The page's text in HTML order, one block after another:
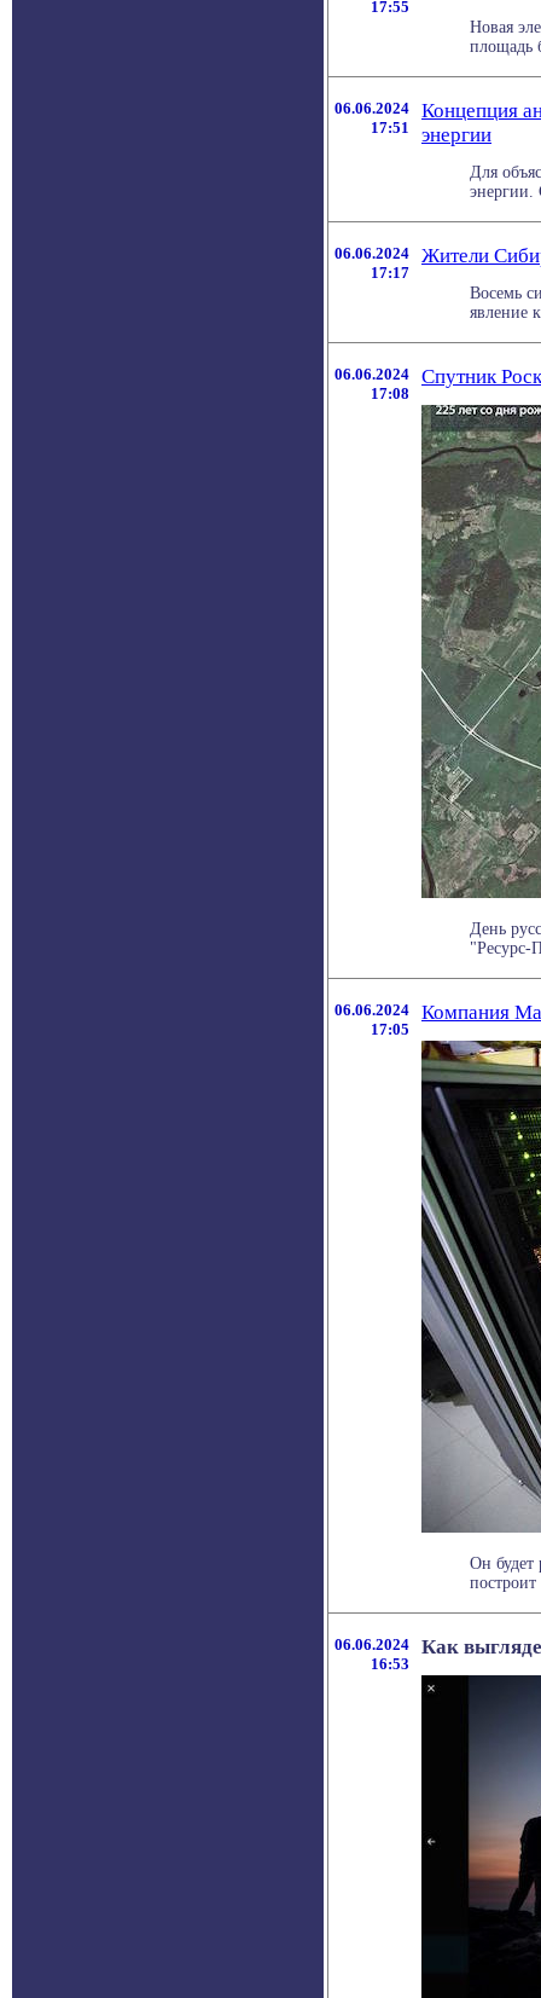
17:55
Новая
площадь
06.06.2024
17:51
Концепция
энергии
Для
энергии.
06.06.2024
17:17
Жители
Восемь
явление
06.06.2024
17:08
Спутник
День
"Ресурс-
06.06.2024
17:05
Компания
Он будет
06.06.2024
16:53
Как